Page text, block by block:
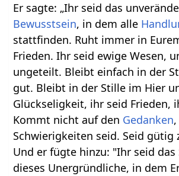
Er sagte: „Ihr seid das
Bewusstsein, in dem alle
stattfinden. Ruht immer in
Frieden. Ihr seid ewige Wesen,
ungeteilt. Bleibt einfach in der
gut. Bleibt in der Stille im Hier
Glückseligkeit, ihr seid Frieden,
Kommt nicht auf den Gedanken
Schwierigkeiten seid. Seid gütig
Und er fügte hinzu: "Ihr seid das
dieses Unergründliche, in dem